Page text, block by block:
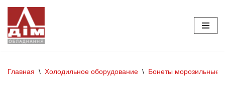
Перейти
к
Главная \ Холодильное оборудование \ Бонеты морозильные